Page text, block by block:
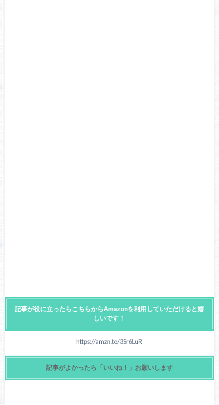
記事が役に立ったらこちらからAmazonを利用していただけると嬉
しいです！
https://amzn.to/3Sr6LuR
記事がよかったら「いいね！」お願いします